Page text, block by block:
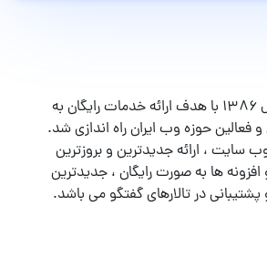
پرشین اسکریپت در سال ۱۳۸۶ با هدف ارائه خدمات رایگان به
فعالین حوزه وب ایران راه اندازی شد.
سایت ، ارائه جدیدترین و بروزترین
ها به صورت رایگان ، جدیدترین
در تالارهای گفتگو می باشد.